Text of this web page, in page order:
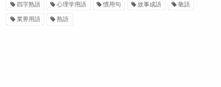
四字熟語 心理学用語 慣用句 故事成語 敬語
業界用語 熟語